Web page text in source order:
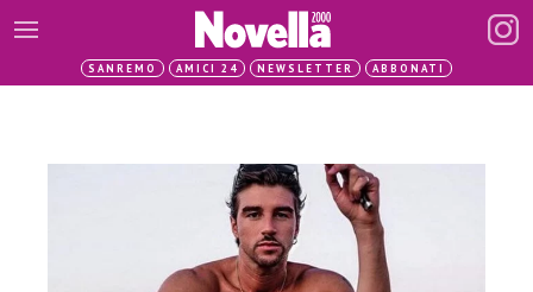
SANREMO AMICI 24 NEWSLETTER ABBONATI